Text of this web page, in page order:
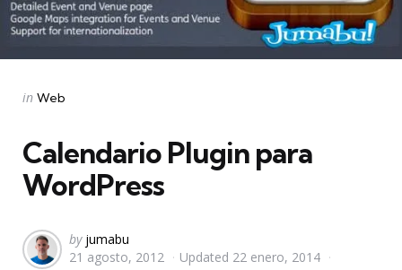
Categories
Posted
in Web
Calendario Plugin para
WordPress
Posted
by
by jumabu
21 agosto, 2012
Updated 22 enero, 2014